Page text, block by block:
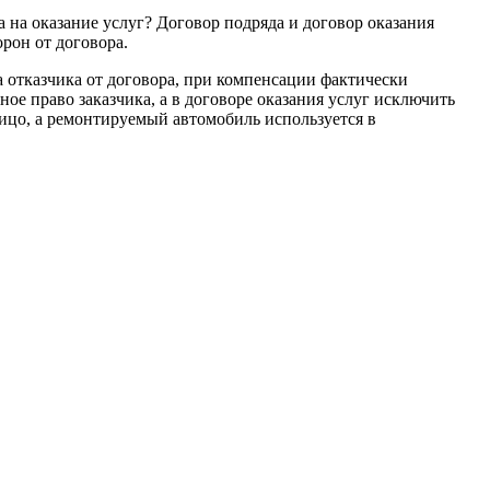
оказание услуг? Договор подряда и договор оказания
от договора.
от договора, при компенсации фактически
право заказчика, а в договоре оказания услуг исключить
а ремонтируемый автомобиль используется в